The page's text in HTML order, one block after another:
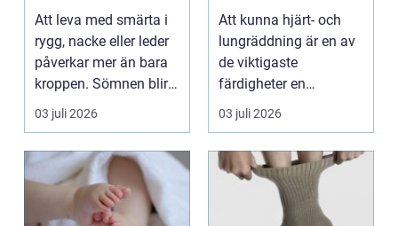
professionell
manuell
behandling
Att leva med smärta i
rygg, nacke eller leder
påverkar mer än bara
kroppen. Sömnen blir
sämre, humör...
03 juli 2026
Att kunna hjärt- och
lungräddning är en av
de viktigaste
färdigheter en
människa kan ha.
Varje år dr...
03 juli 2026